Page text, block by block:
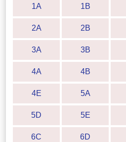
1A 1B
2A 2B
3A 3B
4A 4B
4E 5A
5D 5E
6C 6D